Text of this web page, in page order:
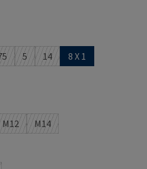
niedostępna.)
opcja jest obecnie niedostępna.)
5
(Ta opcja jest obecnie
14
(Ta opcja jest obecnie
8 X 1
niedostępna.)
niedostępna.)
jest obecnie niedostępna.)
M12
(Ta opcja jest obecnie niedostępna.)
M14
(Ta opcja jest obecnie